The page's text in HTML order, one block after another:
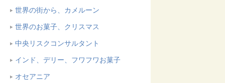
世界の街から、カメルーン
世界のお菓子、クリスマス
中央リスクコンサルタント
インド、デリー、フワフワお菓子
オセアニア